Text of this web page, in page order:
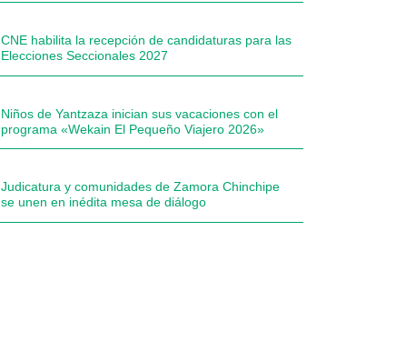
CNE habilita la recepción de candidaturas para las
Elecciones Seccionales 2027
Niños de Yantzaza inician sus vacaciones con el
programa «Wekain El Pequeño Viajero 2026»
Judicatura y comunidades de Zamora Chinchipe
se unen en inédita mesa de diálogo